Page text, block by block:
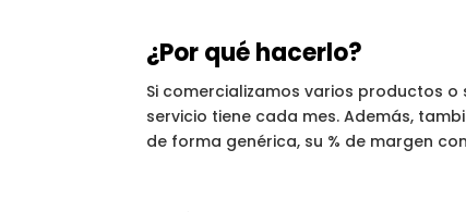
¿Por qué hacerlo?
Si comercializamos varios productos
servicio tiene cada mes. Además,
de forma genérica, su % de margen